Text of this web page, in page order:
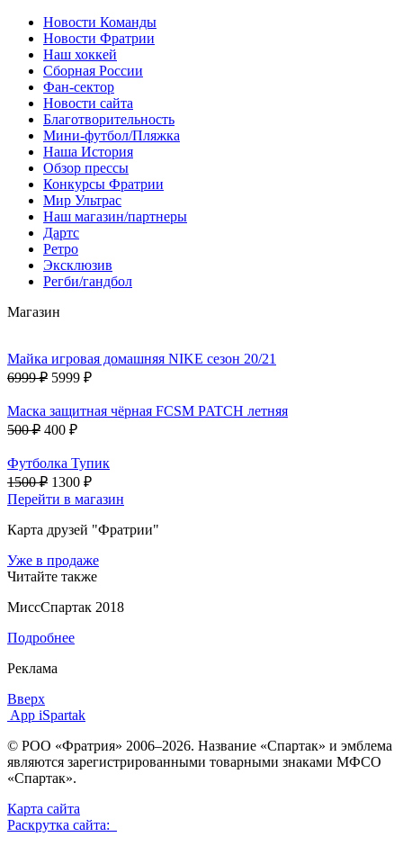
Новости Команды
Новости Фратрии
Наш хоккей
Сборная России
Фан-cектор
Новости сайта
Благотворительность
Мини-футбол/Пляжка
Наша История
Обзор прессы
Конкурсы Фратрии
Мир Ультрас
Наш магазин/партнеры
Дартс
Ретро
Эксклюзив
Регби/гандбол
Магазин
Майка игровая домашняя NIKE сезон 20/21
6999 ₽ 5999 ₽
Маска защитная чёрная FCSM PATCH летняя
500 ₽ 400 ₽
Футболка Тупик
1500 ₽ 1300 ₽
Перейти в магазин
Карта друзей "Фратрии"
Уже в продаже
Читайте также
МиссСпартак 2018
Подробнее
Реклама
Вверх
App iSpartak
© РОО «Фратрия» 2006–2026. Название «Спартак» и эмблема
являются зарегистрированными товарными знаками МФСО
«Спартак».
Карта сайта
Раскрутка сайта: